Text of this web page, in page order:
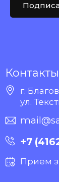
Контакты
г.
ул.
+7
Прием